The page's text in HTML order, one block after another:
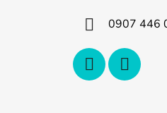
0907 446